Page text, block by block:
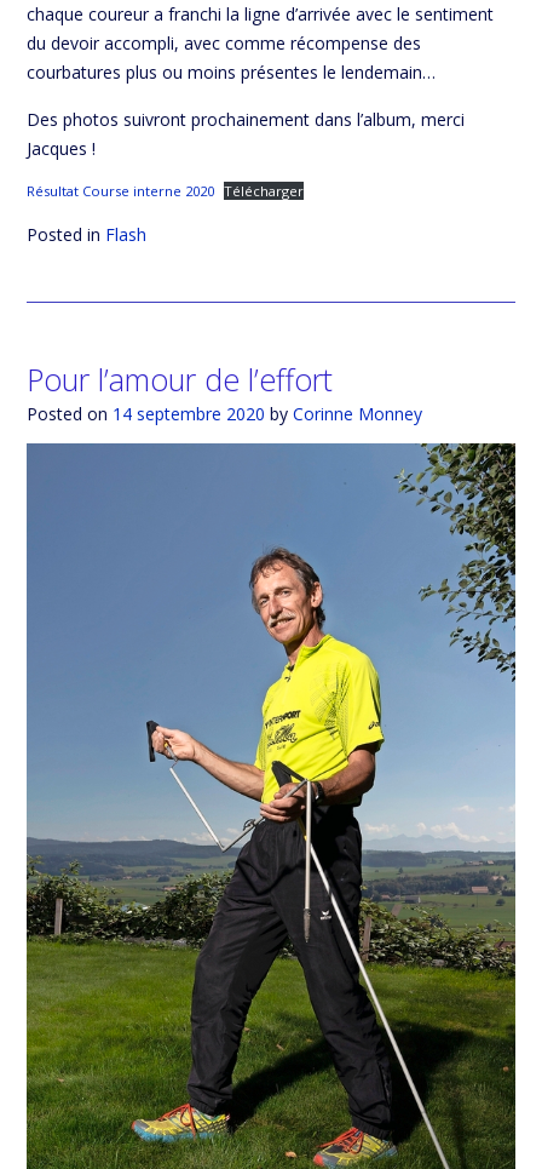
chaque coureur a franchi la ligne d’arrivée avec le sentiment
du devoir accompli, avec comme récompense des
courbatures plus ou moins présentes le lendemain…
Des photos suivront prochainement dans l’album, merci
Jacques !
Résultat Course interne 2020 Télécharger
Posted in Flash
Pour l’amour de l’effort
Posted on 14 septembre 2020 by Corinne Monney